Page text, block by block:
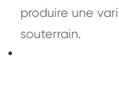
produire une
souterrain.